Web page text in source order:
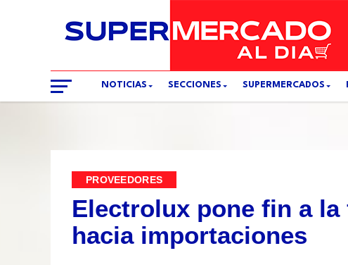
NOTICIAS SECCIONES SUPERMERCADOS
PROVEEDORES
Electrolux pone fin a
hacia importaciones